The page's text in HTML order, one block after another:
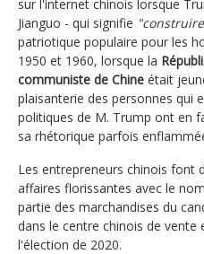
sur l'internet chinois lorsque
Jianguo - qui signifie
patriotique populaire pour les
1950 et 1960, lorsque la
communiste de Chine était
plaisanterie des personnes qui
politiques de M. Trump ont en
sa rhétorique parfois
Les entrepreneurs chinois font
affaires florissantes avec le
partie des marchandises du
dans le centre chinois de vente
l'élection de 2020.